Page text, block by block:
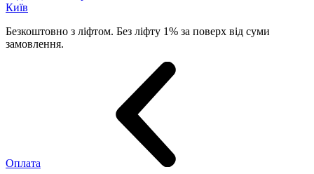
Київ
Безкоштовно з ліфтом. Без ліфту 1% за поверх від суми
замовлення.
Оплата